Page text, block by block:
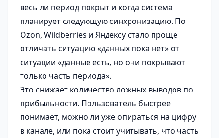
весь ли период покрыт и когда система
планирует следующую синхронизацию. По
Ozon, Wildberries и Яндексу стало проще
отличать ситуацию «данных пока нет» от
ситуации «данные есть, но они покрывают
только часть периода».
Это снижает количество ложных выводов по
прибыльности. Пользователь быстрее
понимает, можно ли уже опираться на цифру
в канале, или пока стоит учитывать, что часть